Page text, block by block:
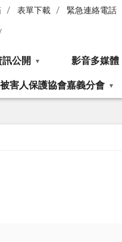
表單下載 緊急連絡電話
訊公開 影音多媒體
害人保護協會嘉義分會